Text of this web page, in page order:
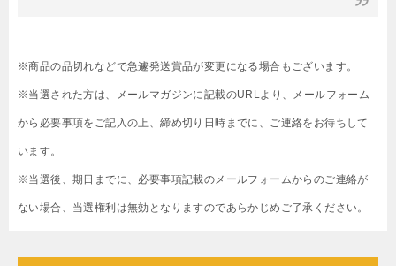
※商品の品切れなどで急遽発送賞品が変更になる場合もございます。
※当選された方は、メールマガジンに記載のURLより、メールフォーム
から必要事項をご記入の上、締め切り日時までに、ご連絡をお待ちして
います。
※当選後、期日までに、必要事項記載のメールフォームからのご連絡が
ない場合、当選権利は無効となりますのであらかじめご了承ください。